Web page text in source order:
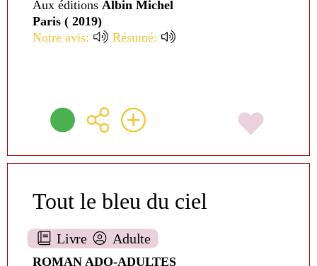
Aux éditions Albin Michel
Paris ( 2019)
Notre avis:
Résumé:
Tout le bleu du ciel
Livre Adulte
ROMAN ADO-ADULTES